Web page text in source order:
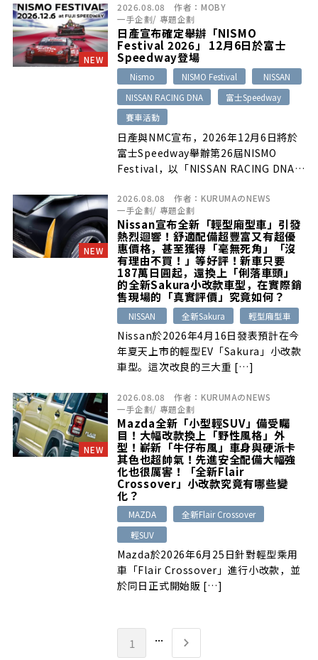
Harman Kardon高階音響。
NEW
2026.08.08 作者： MOBY
一手企劃/ 專題企劃
日產宣布確定舉辦「NISMO
Festival 2026」 12月6日於富士
Speedway登場
Nismo NISMO Festival
NISSAN
NISSAN RACING DNA
富士Speedway
賽車活動
日產與NMC宣布，2026年12月6日將於
富士Speedway舉辦第26屆NISMO
Festival，以「NISSAN RACING DNA」
演出、NISMO公路車、最新日產車、座
談會與親子活動等內容。
NEW
2026.08.08 作者： KURUMAのNEWS
一手企劃/ 專題企劃
Nissan宣布全新「輕型廂型車」引發
熱烈迴響！舒適配備超豐富又有超優
惠價格，甚至獲得「毫無死角」「沒
有理由不買！」等好評！新車只要
187萬日圓起，還換上「俐落車頭」
的全新Sakura小改款車型，在實際銷
售現場的「真實評價」究竟如何？
NISSAN 全新Sakura 輕型廂型車
Nissan於2026年4月16日發表預計在今
年夏天上市的輕型EV「Sakura」小改款
車型。這次改良的三大重 […]
NEW
2026.08.08 作者： KURUMAのNEWS
一手企劃/ 專題企劃
Mazda全新「小型輕SUV」備受矚
目！大幅改款換上「野性風格」外
型！嶄新「牛仔布風」車身與硬派卡
其色也超帥氣！先進安全配備大幅強
化也很厲害！「全新Flair
Crossover」小改款究竟有哪些變
化？
MAZDA
全新Flair Crossover
輕SUV
Mazda於2026年6月25日針對輕型乘用
車「Flair Crossover」進行小改款，並
於同日正式開始販 […]
1 ...